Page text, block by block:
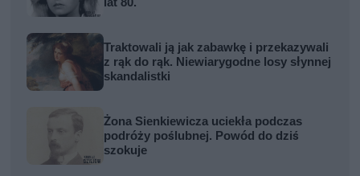
Traktowali ją jak zabawkę i przekazywali
z rąk do rąk. Niewiarygodne losy słynnej
skandalistki
Żona Sienkiewicza uciekła podczas
podróży poślubnej. Powód do dziś
szokuje